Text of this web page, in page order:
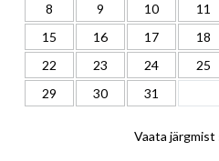
8
9 10 11
15
16 17 18
22
23 24 25
29
30 31
Vaata